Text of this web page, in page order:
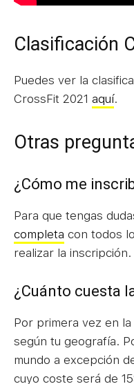
Clasificación
Puedes ver la
CrossFit 2021 aquí.
Otras
¿Cómo me
Para que tengas
completa con todos
realizar la inscripción.
¿Cuánto cuesta
Por primera vez en
según tu geografía.
mundo a excepción
cuyo coste será de